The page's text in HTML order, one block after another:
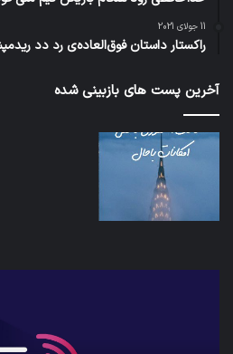
11 جولای 2021
راکستار داستان فوق‌العاده‌ی رد دد
آخرین پست های بازبینی شده